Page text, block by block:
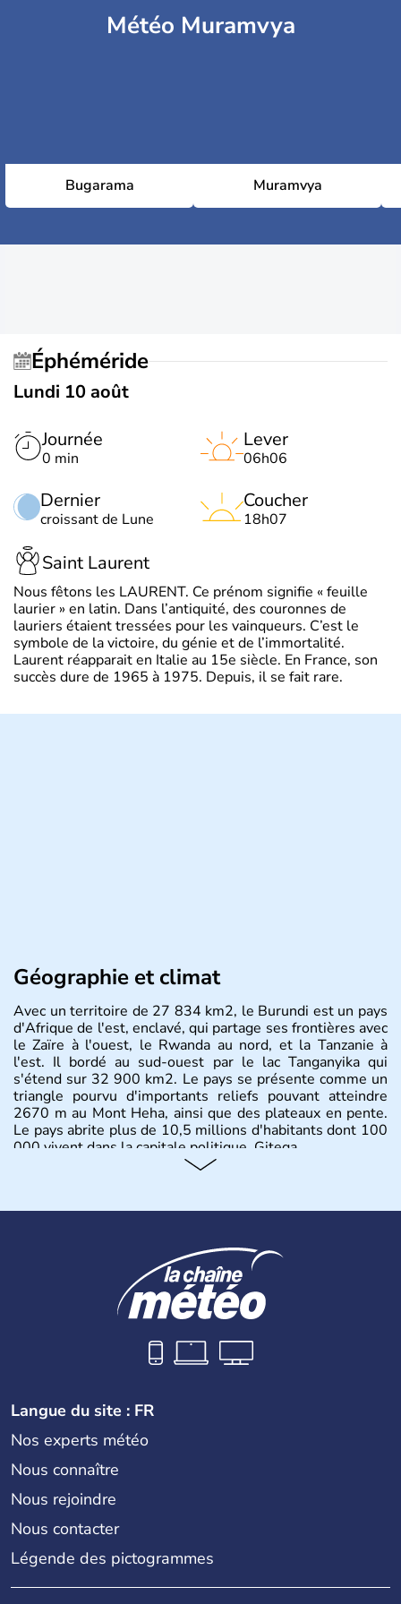
Météo Muramvya
Bugarama Muramvya
Éphéméride
Lundi 10 août
Journée
0 min
Dernier
croissant de Lune
Lever
06h06
Coucher
18h07
Saint Laurent
Nous fêtons les LAURENT. Ce prénom signifie « feuille
laurier » en latin. Dans l’antiquité, des couronnes de
lauriers étaient tressées pour les vainqueurs. C’est le
symbole de la victoire, du génie et de l’immortalité.
Laurent réapparait en Italie au 15e siècle. En France, son
succès dure de 1965 à 1975. Depuis, il se fait rare.
Géographie et climat
Avec un territoire de 27 834 km2, le Burundi est un pays
d'Afrique de l'est, enclavé, qui partage ses frontières avec
le Zaïre à l'ouest, le Rwanda au nord, et la Tanzanie à
l'est. Il bordé au sud-ouest par le lac Tanganyika qui
s'étend sur 32 900 km2. Le pays se présente comme un
triangle pourvu d'importants reliefs pouvant atteindre
2670 m au Mont Heha, ainsi que des plateaux en pente.
Le pays abrite plus de 10,5 millions d'habitants dont 100
000 vivent dans la capitale politique, Gitega.
Langue du site : FR
Nos experts météo
Nous connaître
Nous rejoindre
Nous contacter
Légende des pictogrammes